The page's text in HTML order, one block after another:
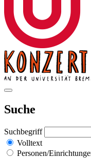
Suche
Suchbegriff
Volltext
Personen/